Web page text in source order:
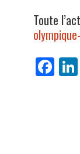
Toute
Fa
ce